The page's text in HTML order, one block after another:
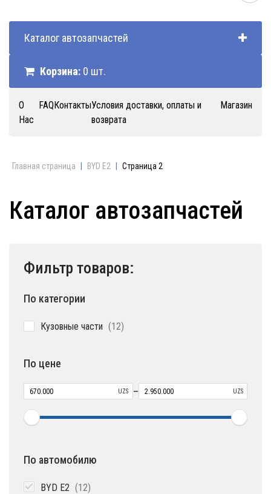
Каталог автозапчастей
Корзина: 0 шт.
О
Нас
FAQКонтактыУсловия доставки, оплаты и
возврата
Магазин
Главная страница BYD E2 Страница 2
Каталог автозапчастей
Фильтр товаров:
По категории
Кузовные части 1212
По цене
UZS – UZS
По автомобилю
BYD E2 1212